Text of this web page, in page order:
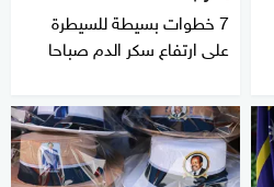
7 خطوات بسيطة للسيطرة
على ارتفاع سكر الدم صباحا